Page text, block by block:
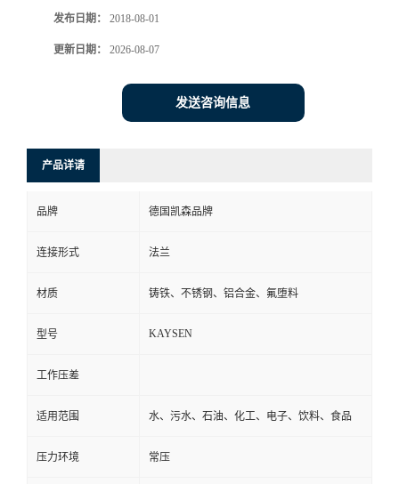
发布日期： 2018-08-01
更新日期： 2026-08-07
发送咨询信息
产品详请
品牌 德国凯森品牌
连接形式 法兰
材质 铸铁、不锈钢、铝合金、氟堕料
型号 KAYSEN
工作压差
适用范围 水、污水、石油、化工、电子、饮料、食品
压力环境 常压